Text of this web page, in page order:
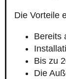
Die Vorteile
Bereits
Bis zu
Die